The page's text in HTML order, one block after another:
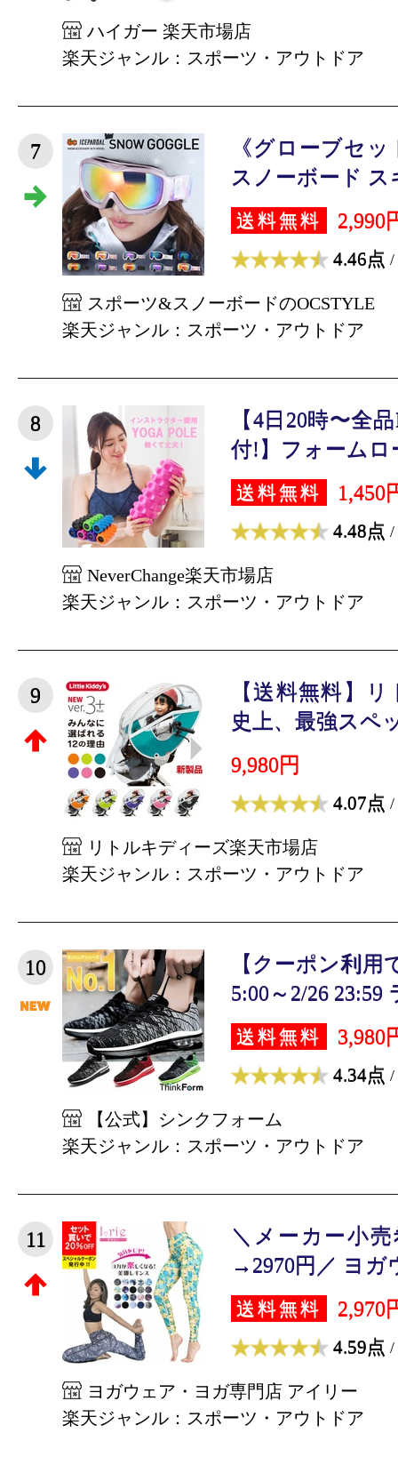
ハイガー 楽天市場店
楽天ジャンル：スポーツ・アウトドア
7
《グローブセ
スノーボード ス
送料無料 2,990
4.46点 /
スポーツ&スノーボードのOCSTYLE
楽天ジャンル：スポーツ・アウトドア
8
【4日20時〜全
付!】フォームロ
送料無料 1,450
4.48点 /
NeverChange楽天市場店
楽天ジャンル：スポーツ・アウトドア
9
【送料無料】
史上、最強スペ
9,980円
4.07点 /
リトルキディーズ楽天市場店
楽天ジャンル：スポーツ・アウトドア
10
【クーポン利用
5:00～2/26 23:59
送料無料 3,980
4.34点 /
【公式】シンクフォーム
楽天ジャンル：スポーツ・アウトドア
11
＼メーカー小売
→2970円／ ヨガ
送料無料 2,970
4.59点 /
ヨガウェア・ヨガ専門店 アイリー
楽天ジャンル：スポーツ・アウトドア